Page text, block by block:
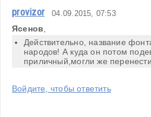
provizor 04.09.2015, 07:53
Ясенов,
Действительно, название
народов! А куда он потом
приличный,могли же
Войдите, чтобы ответить